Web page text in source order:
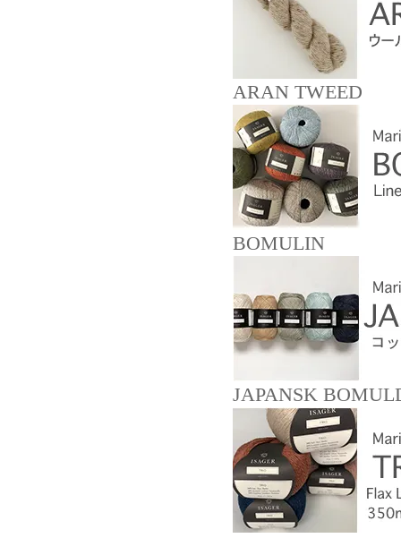
ARAN TWEED
BOMULIN
JAPANSK